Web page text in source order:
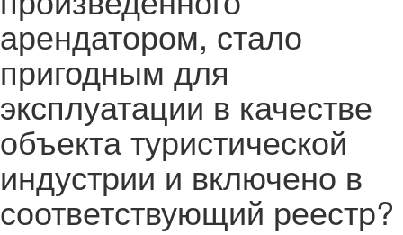
арендатором, стало
пригодным для
эксплуатации в качестве
объекта туристической
индустрии и включено в
соответствующий реестр?